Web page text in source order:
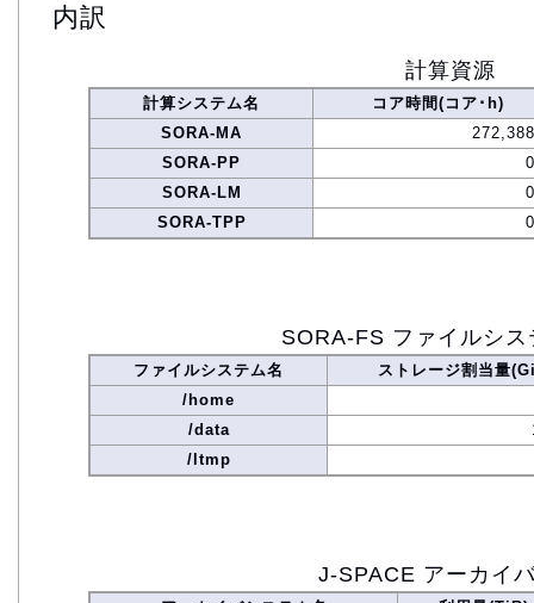
内訳
計算資源
計算システム名
コア時間(コア･h)
SORA-MA
SORA-PP
SORA-LM
SORA-TPP
SORA-FS ファイルシス
ファイルシステム名
ストレージ割当量
/home
/data
/ltmp
J-SPACE アーカイ